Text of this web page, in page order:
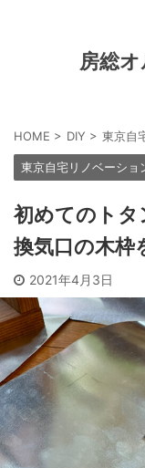
房総
HOME > DIY > 東京自
東京自宅リノベーショ
初めてのト
換気口の木枠
2021年4月3日